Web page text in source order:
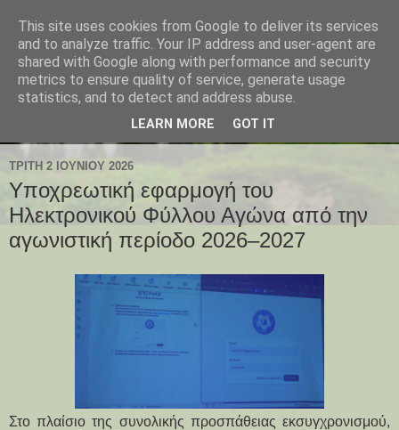
ΤΡΊΤΗ 2 ΙΟΥΝΊΟΥ 2026
Υποχρεωτική εφαρμογή του
Ηλεκτρονικού Φύλλου Αγώνα από την
αγωνιστική περίοδο 2026–2027
Στο πλαίσιο της συνολικής προσπάθειας εκσυγχρονισμού,
This site uses cookies from Google to deliver its services
and to analyze traffic. Your IP address and user-agent are
shared with Google along with performance and security
metrics to ensure quality of service, generate usage
statistics, and to detect and address abuse.
LEARN MORE GOT IT